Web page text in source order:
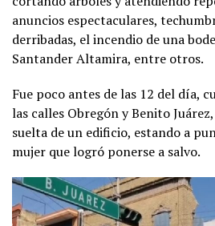
anuncios espectaculares,
derribadas, el incendio de una
Santander Altamira, entre otros.
Fue poco antes de las 12 del día,
las calles Obregón y Benito
suelta de un edificio, estando a
mujer que logró ponerse a salvo.